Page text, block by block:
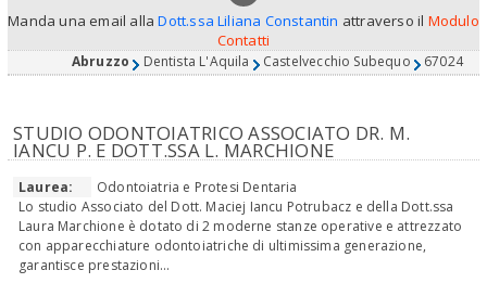
Manda una email allaDott.ssa Liliana Constantin attraverso il Modulo
Contatti
Abruzzo Dentista L'Aquila Castelvecchio Subequo 67024
STUDIO ODONTOIATRICO ASSOCIATO DR. M.
IANCU P. E DOTT.SSA L. MARCHIONE
Laurea:
Odontoiatria e Protesi Dentaria
Lo studio Associato del Dott. Maciej Iancu Potrubacz e della Dott.ssa
Laura Marchione è dotato di 2 moderne stanze operative e attrezzato
con apparecchiature odontoiatriche di ultimissima generazione,
garantisce prestazioni...